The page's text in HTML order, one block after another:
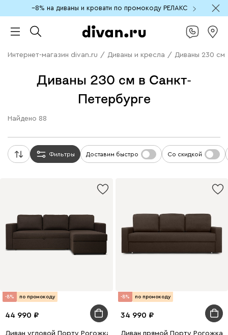
−8% на диваны и кровати по промокоду РЕЛАКС
Интернет-магазин divan.ru / Диваны и кресла / Диваны 230 см
Диваны 230 см в Санкт-
Петербурге
Найдено 88
Фильтры Доставим быстро Со скидкой
-8% по промокоду
44 990
Диван угловой Порту Рогожка Коричневый
-8% по промокоду
34 990
Диван прямой Порту Рогожка